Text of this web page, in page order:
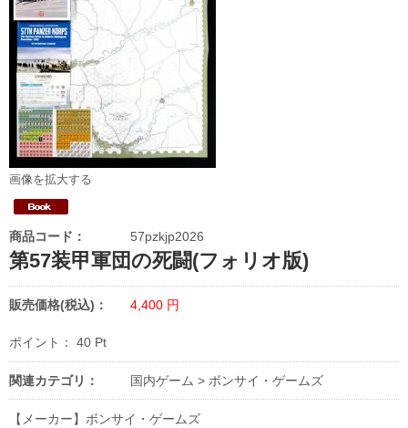
画像を拡大する
商品コード： 57pzkjp2026
第57装甲軍団の死闘(フォリオ版)
販売価格(税込)： 4,400 円
ポイント： 40 Pt
関連カテゴリ： 国内ゲーム > ボンサイ・ゲームズ
【メーカー】ボンサイ・ゲームズ